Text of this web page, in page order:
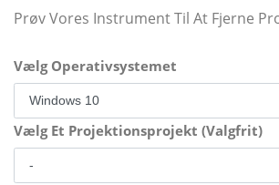
Prøv Vores Instrument Til At Fjerne
Vælg Operativsystemet
Vælg Et Projektionsprojekt (Valgfrit)